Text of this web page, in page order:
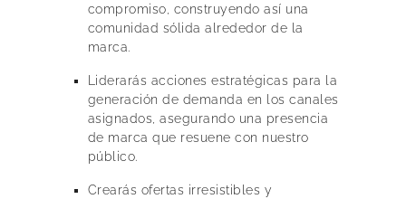
compromiso, construyendo así una
comunidad sólida alrededor de la
marca.
Liderarás acciones estratégicas para la
generación de demanda en los canales
asignados, asegurando una presencia
de marca que resuene con nuestro
público.
Crearás ofertas irresistibles y